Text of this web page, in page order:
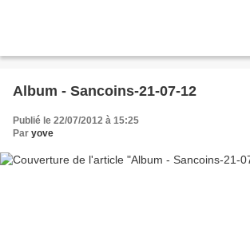
Album - Sancoins-21-07-12
Publié le 22/07/2012 à 15:25
Par yove